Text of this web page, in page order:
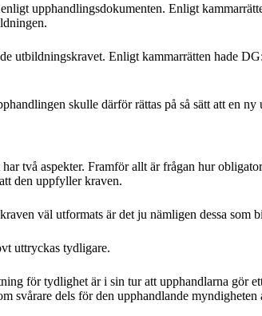
upphandlingsdokumenten. Enligt
utbildningskravet. Enligt kammarrätten hade
skulle därför rättas på så sätt att en
två aspekter. Framför allt är frågan hur
den uppfyller kraven.
väl utformats är det ju nämligen dessa som
uttryckas tydligare.
för tydlighet är i sin tur att upphandlarna gör
dels för den upphandlande